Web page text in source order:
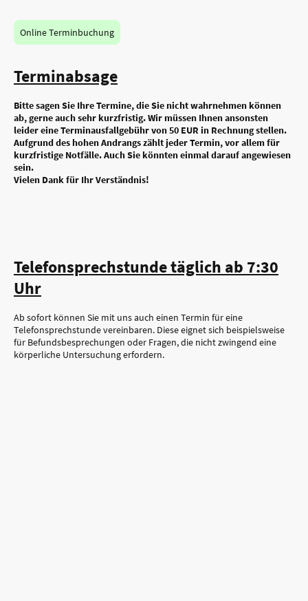
Online Terminbuchung
Terminabsage
Bitte sagen Sie Ihre Termine, die Sie nicht wahrnehmen können
ab, gerne auch sehr kurzfristig. Wir müssen Ihnen ansonsten
leider eine Terminausfallgebühr von 50 EUR in Rechnung stellen.
Aufgrund des hohen Andrangs zählt jeder Termin, vor allem für
kurzfristige Notfälle. Auch Sie könnten einmal darauf angewiesen
sein.
Vielen Dank für Ihr Verständnis!
Telefonsprechstunde täglich ab 7:30
Uhr
Ab sofort können Sie mit uns auch einen Termin für eine
Telefonsprechstunde vereinbaren. Diese eignet sich beispielsweise
für Befundsbesprechungen oder Fragen, die nicht zwingend eine
körperliche Untersuchung erfordern.